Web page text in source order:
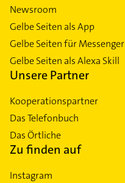
Newsroom
Gelbe Seiten als App
Gelbe Seiten für Messenger
Gelbe Seiten als Alexa Skill
Unsere Partner
Kooperationspartner
Das Telefonbuch
Das Örtliche
Zu finden auf
Instagram